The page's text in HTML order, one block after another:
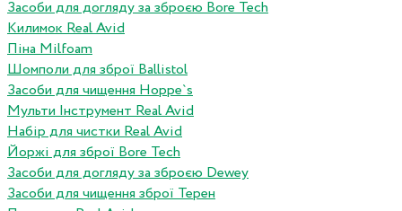
Засоби для догляду за зброєю Bore Tech
Килимок Real Avid
Піна Milfoam
Шомполи для зброї Ballistol
Засоби для чищення Hoppe`s
Мульти Інструмент Real Avid
Набір для чистки Real Avid
Йоржі для зброї Bore Tech
Засоби для догляду за зброєю Dewey
Засоби для чищення зброї Терен